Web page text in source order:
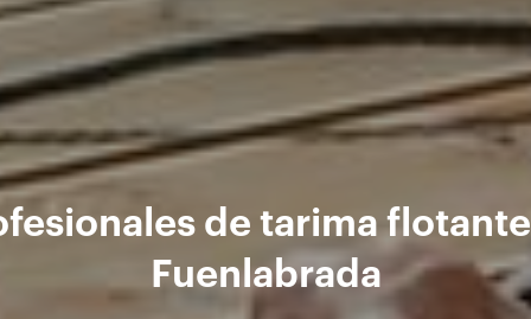
de tarima
Fuenlabrada